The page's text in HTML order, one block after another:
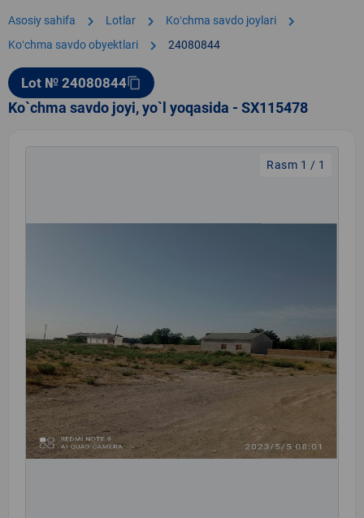
Asosiy sahifa chevron_right Lotlar chevron_right Koʻchma savdo joylari chevron_right
Koʻchma savdo obyektlari chevron_right 24080844
Lot № 24080844content_copy
Ko`chma savdo joyi, yo`l yoqasida - SX115478
Rasm 1 / 1